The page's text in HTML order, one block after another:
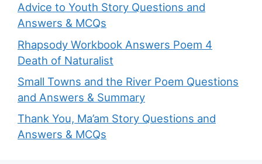
Advice to Youth Story Questions and
Answers & MCQs
Rhapsody Workbook Answers Poem 4
Death of Naturalist
Small Towns and the River Poem Questions
and Answers & Summary
Thank You, Ma’am Story Questions and
Answers & MCQs